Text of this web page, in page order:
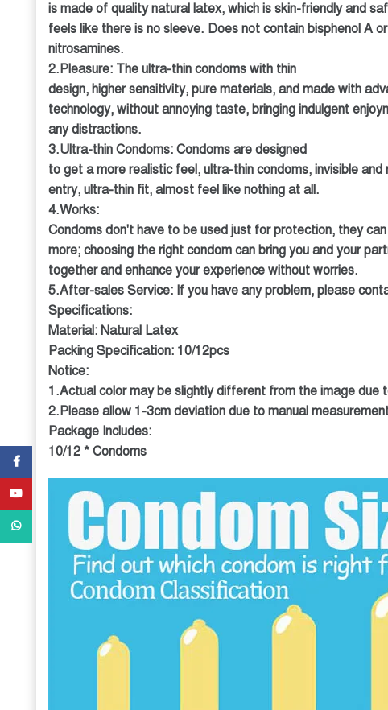
is made of quality natural latex, which is skin-friendly and
feels like there is no sleeve. Does not contain bisphenol A or
nitrosamines.
2.Pleasure: The ultra-thin condoms with thin
design, higher sensitivity, pure materials, and made with
technology, without annoying taste, bringing indulgent
any distractions.
3.Ultra-thin Condoms: Condoms are designed
to get a more realistic feel, ultra-thin condoms, invisible and
entry, ultra-thin fit, almost feel like nothing at all.
4.Works:
Condoms don't have to be used just for protection, they
more; choosing the right condom can bring you and your
together and enhance your experience without worries.
5.After-sales Service: If you have any problem, please
Specifications:
Material: Natural Latex
Packing Specification: 10/12pcs
Notice:
1.Actual color may be slightly different from the image due
2.Please allow 1-3cm deviation due to manual
Package Includes:
10/12 * Condoms
YouTube